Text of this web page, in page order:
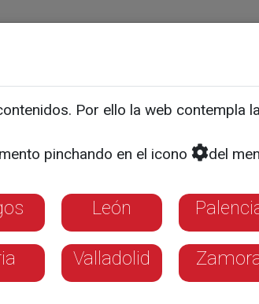
de la mañana, el
Por ello la web contempla
pinchando en el icono
del
León
Valladolid